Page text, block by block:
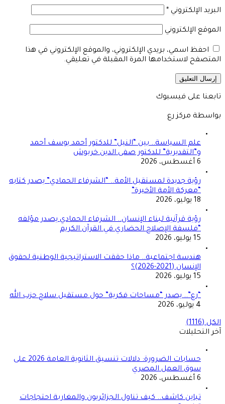
البريد الإلكتروني *
الموقع الإلكتروني
احفظ اسمي، بريدي الإلكتروني، والموقع الإلكتروني في هذا
المتصفح لاستخدامها المرة المقبلة في تعليقي.
تابعنا على فيسبوك
بواسطة مركز رع
علم السياسة.. بين “النيل” للدكتور أحمد يوسف أحمد
و”التقديرية” للدكتور صفى الدين خربوش
6 أغسطس، 2026
رؤية جديدة لمستقبل الأمة.. “الشرفاء الحمادي” يصدر كتابه
“معركة الأمة الأخيرة”
18 يوليو، 2026
رؤية قرآنية لبناء الإنسان.. الشرفاء الحمادي يصدر مؤلفه
“فلسفة الإصلاح الحضاري في القرآن الكريم
15 يوليو، 2026
هندسة اجتماعية.. ماذا حققت الاستراتيجية الوطنية لحقوق
الإنسان (2021-2026)؟
15 يوليو، 2026
“رع”.. يصدر “مساحات فكرية” حول مستقبل سلاح حزب الله
4 يوليو، 2026
الكل (1116)
آخر التحليلات
حسابات الضرورة: دلالات تنسيق الثانوية العامة 2026 على
سوق العمل المصري
6 أغسطس، 2026
تباين كاشف.. كيف تناول الجزائريون والمغاربة احتجاجات